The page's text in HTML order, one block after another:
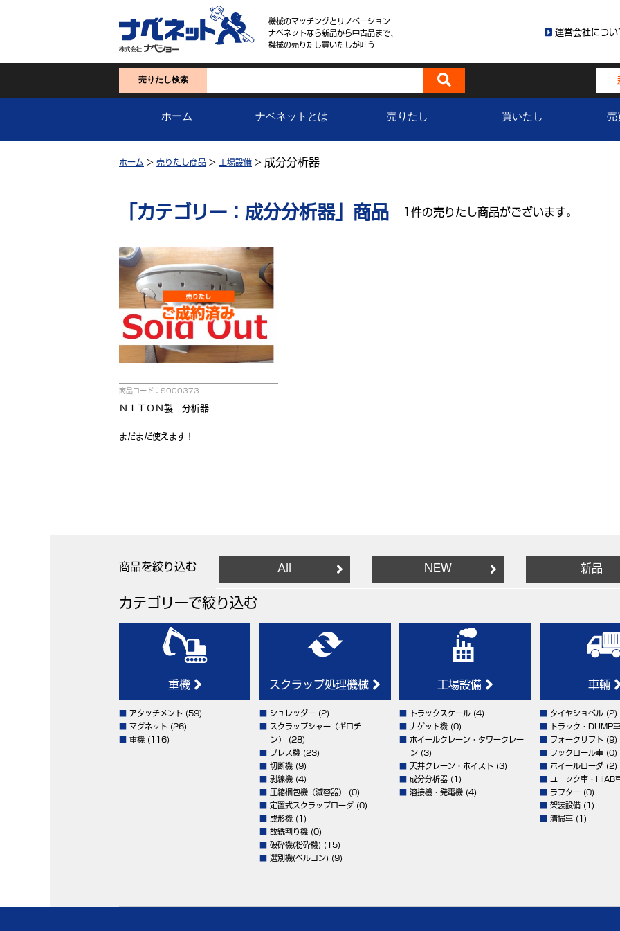
機械のマッチングとリノベーション
ナベネットなら新品から中古品まで、
機械の売りたし買いたしが叶う
運営会社につい
売りたし検索
ホーム ナベネットとは 売りたし 買いたし 売
ホーム > 売りたし商品 > 工場設備 > 成分分析器
「カテゴリー：成分分析器」商品 1件の売りたし商品がございます。
商品コード：S000373
ＮＩＴＯＮ製 分析器
まだまだ使えます！
商品を絞り込む All NEW 新品
カテゴリーで絞り込む
重機
アタッチメント (59)
マグネット (26)
重機 (116)
スクラップ処理機械
シュレッダー(2)
スクラップシャー（ギロチ
ン）
(28)
プレス機(23)
切断機(9)
剥線機(4)
圧縮梱包機（減容器）
(0)
定置式スクラップローダ(0)
成形機(1)
故銑割り機(0)
破砕機(粉砕機) (15)
選別機(ベルコン) (9)
工場設備
トラックスケール (4)
ナゲット機 (0)
ホイールクレーン・タワークレー
ン (3)
天井クレーン・ホイスト (3)
成分分析器 (1)
溶接機・発電機 (4)
車輛
タイヤショベル(2)
トラック・DUMP車
フォークリフト (9)
フックロール車(0)
ホイールローダ(2)
ユニック車・HIAB
ラフター(0)
架装設備(1)
清掃車(1)